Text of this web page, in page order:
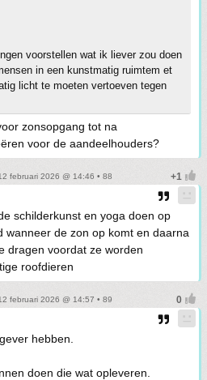
voorstellen wat ik liever zou doen
in een kunstmatig ruimtem et
licht te moeten vertoeven tegen
zonsopgang tot na
voor de aandeelhouders?
februari 2026 @ 14:46 • 88
schilderkunst en yoga doen op
wanneer de zon op komt en daarna
dragen voordat ze worden
roofdieren
februari 2026 @ 14:57 • 89
hebben.
doen die wat opleveren.